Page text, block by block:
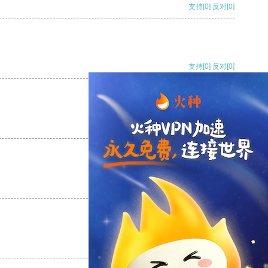
支持[0] 反对[0]
支持[0] 反对[0]
支持[0] 反对
支持
反对 [0]